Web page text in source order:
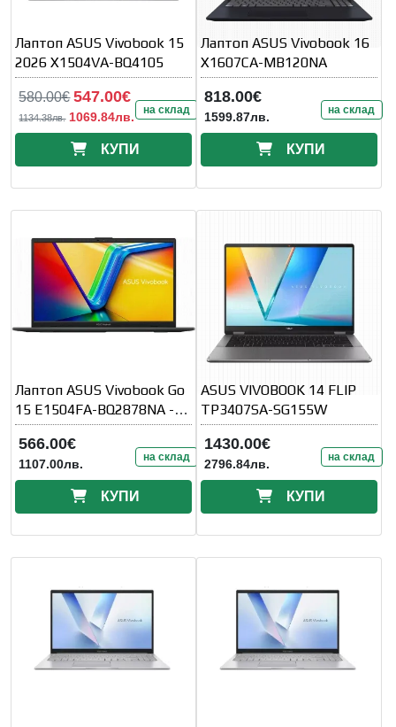
Лаптоп ASUS Vivobook 15
2026 X1504VA-BQ4105
580.00€ 547.00€
1134.38лв. 1069.84лв. на склад
КУПИ
Лаптоп ASUS Vivobook 16
X1607CA-MB120NA
818.00€
1599.87лв. на склад
КУПИ
Лаптоп ASUS Vivobook Go
15 E1504FA-BQ2878NA -
15.6" FullHD
566.00€
1107.00лв. на склад
КУПИ
ASUS VIVOBOOK 14 FLIP
TP3407SA-SG155W
1430.00€
2796.84лв. на склад
КУПИ